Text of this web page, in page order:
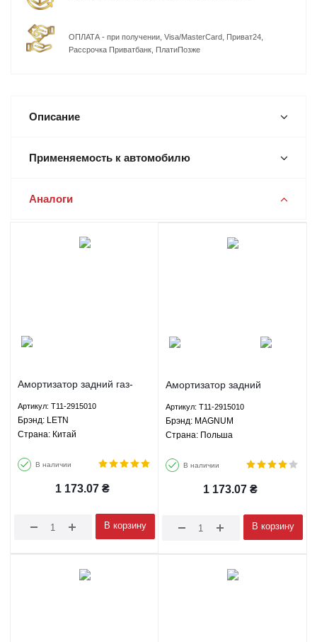
ОПЛАТА - при получении, Visa/MasterCard, Приват24,
Рассрочка Приватбанк, ПлатиПозже
Описание
Применяемость к автомобилю
Аналоги
Амортизатор задний газ-
X60 LETN T11-2915010
Артикул: T11-2915010
Брэнд: LETN
Страна: Китай
В наличии
1 173.07₴
В корзину
Амортизатор задний
Лифан X60 MAGNUM T11-
2915010
Артикул: T11-2915010
Брэнд: MAGNUM
Страна: Польша
В наличии
1 173.07₴
В корзину